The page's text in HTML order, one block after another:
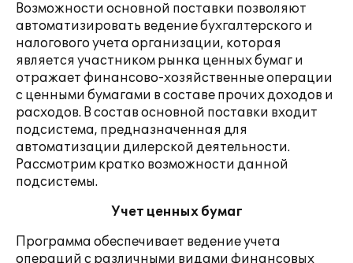
Возможности основной поставки позволяют
автоматизировать ведение бухгалтерского и
налогового учета организации, которая
является участником рынка ценных бумаг и
отражает финансово-хозяйственные операции
с ценными бумагами в составе прочих доходов и
расходов. В состав основной поставки входит
подсистема, предназначенная для
автоматизации дилерской деятельности.
Рассмотрим кратко возможности данной
подсистемы.
Учет ценных бумаг
Программа обеспечивает ведение учета
операций с различными видами финансовых